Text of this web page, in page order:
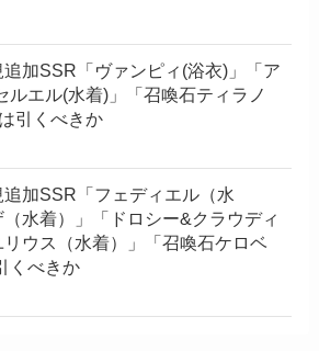
追加SSR「ヴァンピィ(浴衣)」「ア
ルエル(水着)」「召喚石ティラノ
引くべきか
追加SSR「フェディエル（水
水着）」「ドロシー&クラウディ
ウス（水着）」「召喚石ケロベ
くべきか